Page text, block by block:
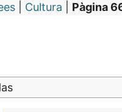
Cultura Pàgina